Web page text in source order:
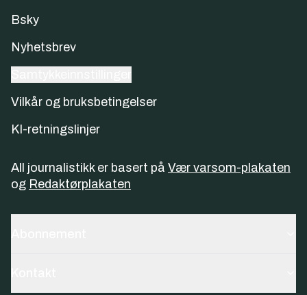
Bsky
Nyhetsbrev
Vilkår og bruksbetingelser
KI-retningslinjer
All journalistikk er basert på Vær varsom-plakaten
og Redaktørplakaten